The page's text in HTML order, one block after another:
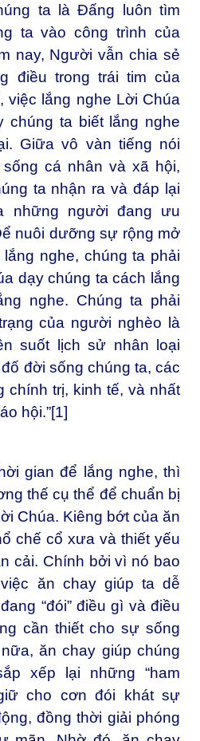
ta là Đấng luôn tìm
ta vào công trình của
nay, Người vẫn chia sẻ
điều trong trái tim của
việc lắng nghe Lời Chúa
chúng ta biết lắng nghe
Giữa vô vàn tiếng nói
cá nhân và xã hội,
ta nhận ra và đáp lại
những người đang ưu
nuôi dưỡng sự rộng mở
nghe, chúng ta phải
dạy chúng ta cách lắng
nghe. Chúng ta phải
của người nghèo là
suốt lịch sử nhân loại
đời sống chúng ta, các
chính trị, kinh tế, và nhất
hội.”[1]
gian để lắng nghe, thì
thế cụ thể để chuẩn bị
Chúa. Kiêng bớt của ăn
chế cổ xưa và thiết yếu
cải. Chính bởi vì nó bao
ăn chay giúp ta dễ
“đói” điều gì và điều
cần thiết cho sự sống
ăn chay giúp chúng
xếp lại những “ham
cho cơn đói khát sự
đồng thời giải phóng